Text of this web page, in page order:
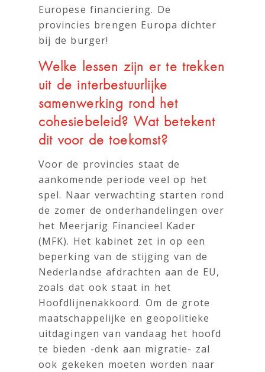
Europese financiering. De
provincies brengen Europa dichter
bij de burger!
Welke lessen zijn er te trekken
uit de interbestuurlijke
samenwerking rond het
cohesiebeleid? Wat betekent
dit voor de toekomst?
Voor de provincies staat de
aankomende periode veel op het
spel. Naar verwachting starten rond
de zomer de onderhandelingen over
het Meerjarig Financieel Kader
(MFK). Het kabinet zet in op een
beperking van de stijging van de
Nederlandse afdrachten aan de EU,
zoals dat ook staat in het
Hoofdlijnenakkoord. Om de grote
maatschappelijke en geopolitieke
uitdagingen van vandaag het hoofd
te bieden -denk aan migratie- zal
ook gekeken moeten worden naar